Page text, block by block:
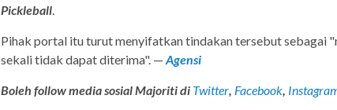
Pickleball.
Pihak portal itu turut menyifatkan tindakan tersebut sebagai
sekali tidak dapat diterima". — Agensi
Boleh follow media sosial Majoriti di Twitter, Facebook,